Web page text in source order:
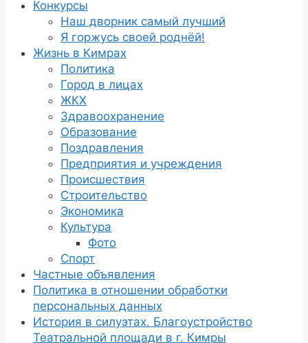
Конкурсы
Наш дворник самый лучший
Я горжусь своей роднёй!
Жизнь в Кимрах
Политика
Город в лицах
ЖКХ
Здравоохранение
Образование
Поздравления
Предприятия и учреждения
Происшествия
Строительство
Экономика
Культура
Фото
Спорт
Частные объявления
Политика в отношении обработки
персональных данных
История в силуэтах. Благоустройство
Театральной площади в г. Кимры